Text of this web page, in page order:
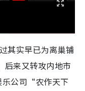
其实早已为离巢铺
后来又转攻内地市
乐公司“农作天下